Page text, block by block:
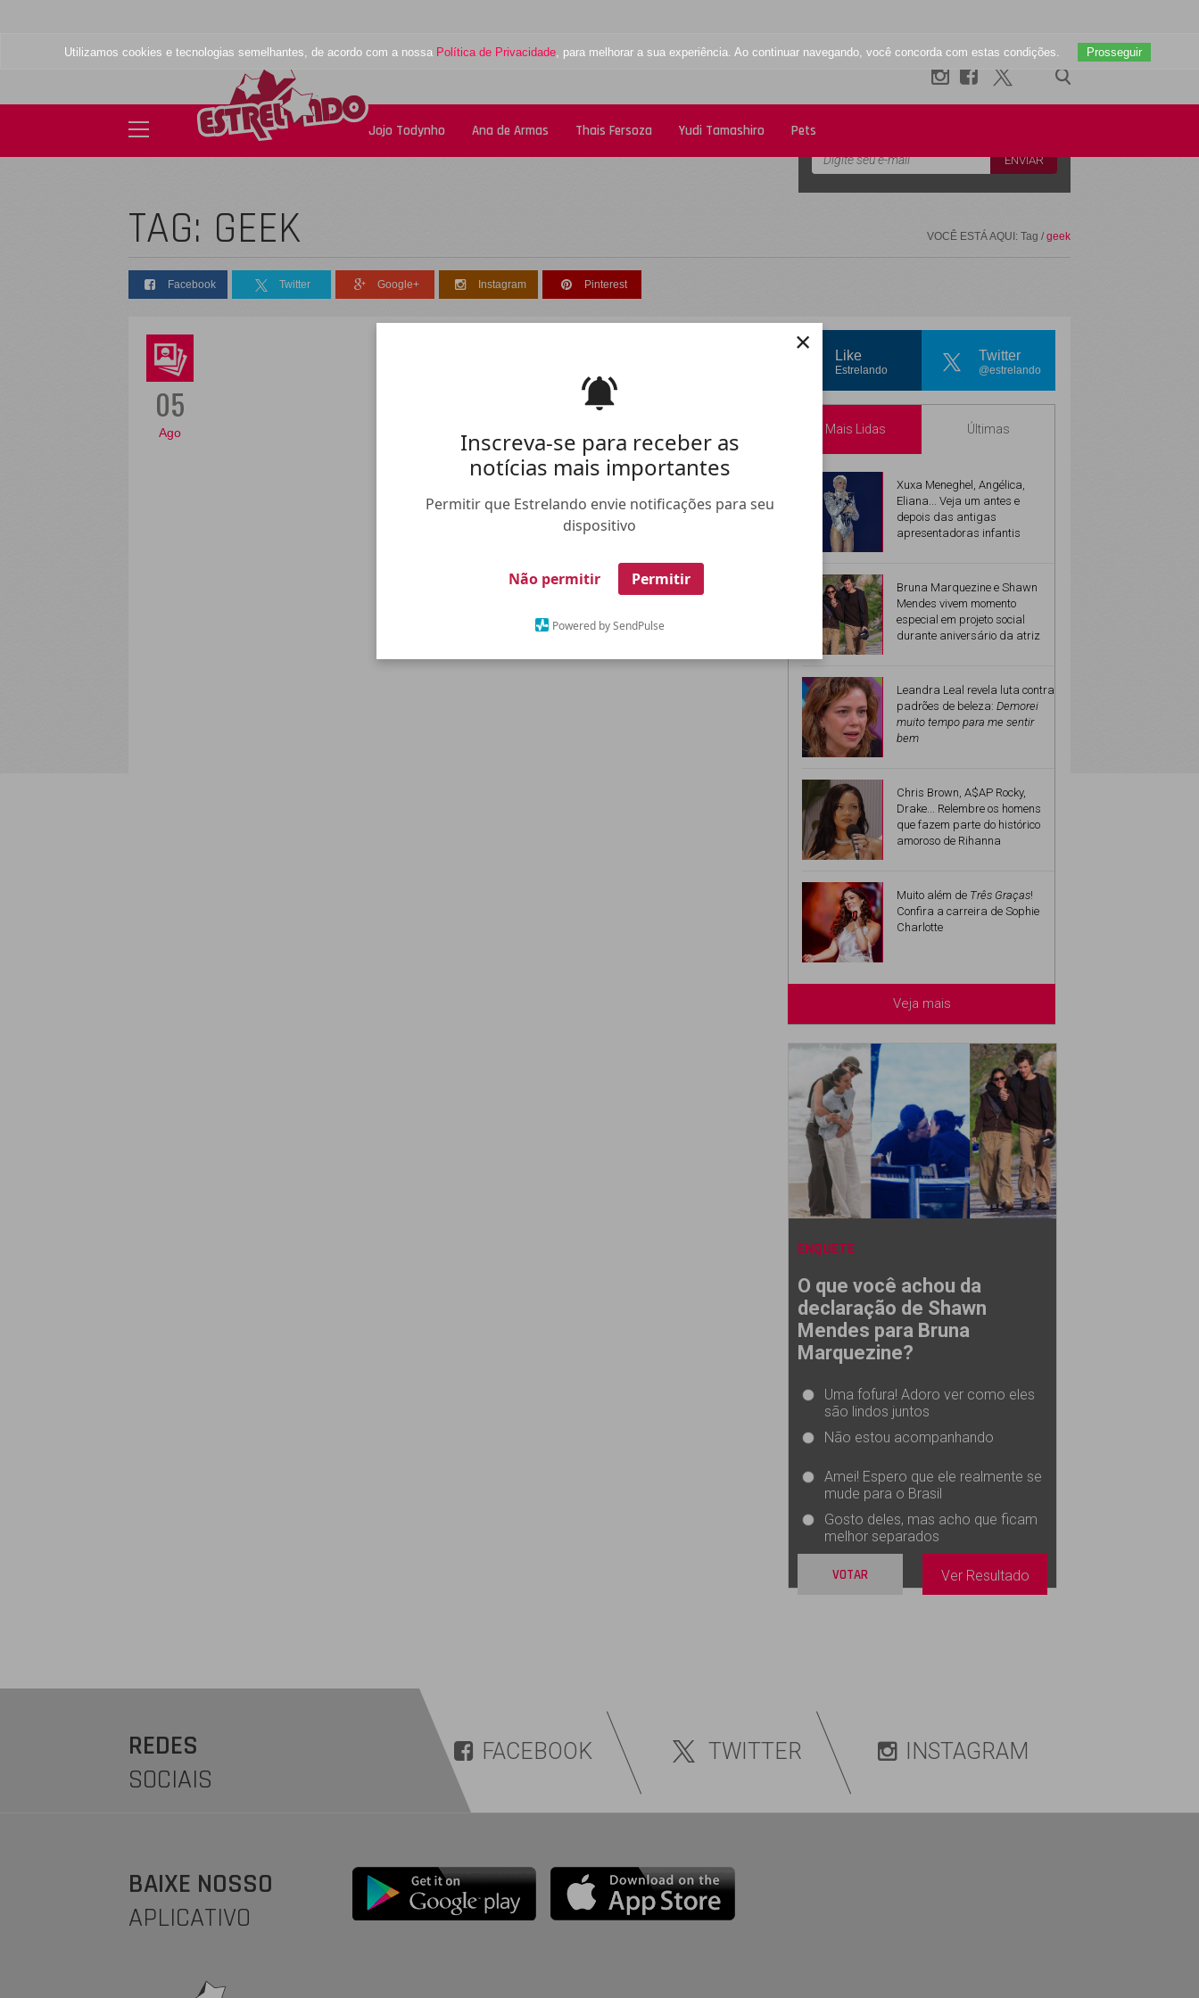
Inscreva-se para receber as
notícias mais importantes
Permitir que Estrelando envie notificações para seu
dispositivo
Não permitir Permitir
Powered by SendPulse
×
Utilizamos cookies e tecnologias semelhantes, de acordo com a nossa Política de Privacidade, para melhorar a sua experiência. Ao continuar navegando, você concorda com estas condições. Prosseguir
Jojo Todynho Ana de Armas Thais Fersoza Yudi Tamashiro PetsNewsletter
TAG: GEEK VOCÊ ESTÁ AQUI: Tag / geek
Facebook Twitter Google+ Instagram Pinterest
05
Ago
Like
Estrelando
Twitter
@estrelando
Mais Lidas Últimas
Xuxa Meneghel, Angélica,
Eliana... Veja um antes e
depois das antigas
apresentadoras infantis
Bruna Marquezine e Shawn
Mendes vivem momento
especial em projeto social
durante aniversário da atriz
Leandra Leal revela luta contra
padrões de beleza: Demorei
muito tempo para me sentir
bem
Chris Brown, A$AP Rocky,
Drake... Relembre os homens
que fazem parte do histórico
amoroso de Rihanna
Muito além de Três Graças!
Confira a carreira de Sophie
Charlotte
Veja mais
ENQUETE
O que você achou da
declaração de Shawn
Mendes para Bruna
Marquezine?
Uma fofura! Adoro ver como eles
são lindos juntos
Não estou acompanhando
Amei! Espero que ele realmente se
mude para o Brasil
Gosto deles, mas acho que ficam
melhor separados
VOTAR Ver Resultado
REDES
SOCIAIS
FACEBOOK TWITTER INSTAGRAM
BAIXE NOSSO
APLICATIVO